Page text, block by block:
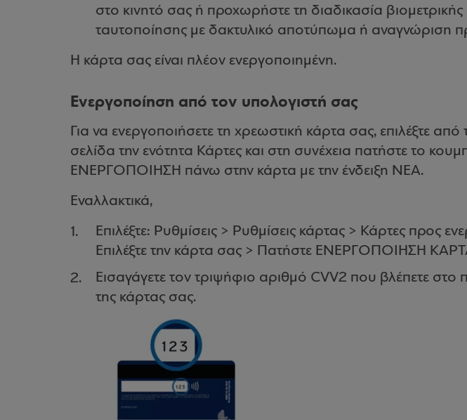
στο κινητό σας ή προχωρήστε τη διαδικασία βιομετρικής
ταυτοποίησης με δακτυλικό αποτύπωμα ή αναγνώριση
Η κάρτα σας είναι πλέον ενεργοποιημένη.
Ενεργοποίηση από τον υπολογιστή σας
Για να ενεργοποιήσετε τη χρεωστική κάρτα σας, επιλέξτε από
σελίδα την ενότητα Κάρτες και στη συνέχεια πατήστε το
ΕΝΕΡΓΟΠΟΙΗΣΗ πάνω στην κάρτα με την ένδειξη ΝΕΑ.
Εναλλακτικά,
Επιλέξτε: Ρυθμίσεις > Ρυθμίσεις κάρτας > Κάρτες προς
Επιλέξτε την κάρτα σας > Πατήστε ΕΝΕΡΓΟΠΟΙΗΣΗ
Εισαγάγετε τον τριψήφιο αριθμό CVV2 που βλέπετε στο
της κάρτας σας.